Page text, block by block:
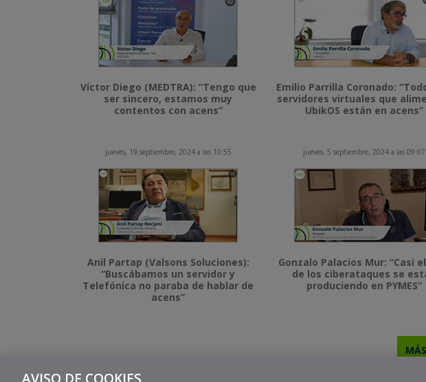
Víctor Diego (MEDTRA): “Tengo que
ser sincero, estamos muy
contentos con acens”
Emilio Parrilla Coronado:
servidores virtuales que
UbikOS están en acens”
jueves, 19 septiembre, 2024 a las 10:55
Anil Partap (Valsons Soluciones):
“Buscábamos un servidor y
Telefónica no paraba de hablar de
acens”
jueves, 5 septiembre, 2024 a las 09:07
Gonzalo Palacios Mur: “Casi
de los ciberataques se
produciendo en PYMES”
AVISO DE COOKIES